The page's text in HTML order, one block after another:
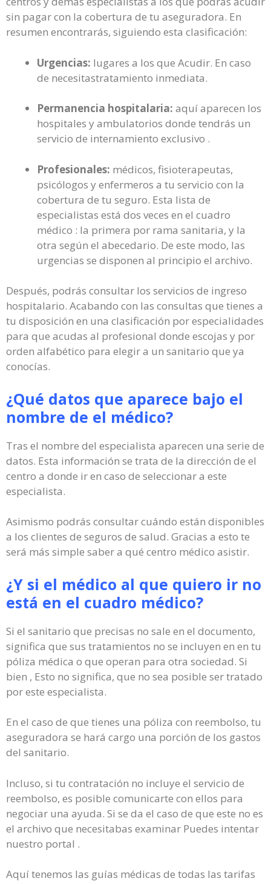
sin pagar con la cobertura de tu aseguradora. En
resumen encontrarás, siguiendo esta clasificación:
Urgencias: lugares a los que Acudir. En caso
de necesitastratamiento inmediata.
Permanencia hospitalaria: aquí aparecen los
hospitales y ambulatorios donde tendrás un
servicio de internamiento exclusivo .
Profesionales: médicos, fisioterapeutas,
psicólogos y enfermeros a tu servicio con la
cobertura de tu seguro. Esta lista de
especialistas está dos veces en el cuadro
médico : la primera por rama sanitaria, y la
otra según el abecedario. De este modo, las
urgencias se disponen al principio el archivo.
Después, podrás consultar los servicios de ingreso
hospitalario. Acabando con las consultas que tienes a
tu disposición en una clasificación por especialidades
para que acudas al profesional donde escojas y por
orden alfabético para elegir a un sanitario que ya
conocías.
¿Qué datos que aparece bajo el
nombre de el médico?
Tras el nombre del especialista aparecen una serie de
datos. Esta información se trata de la dirección de el
centro a donde ir en caso de seleccionar a este
especialista.
Asimismo podrás consultar cuándo están disponibles
a los clientes de seguros de salud. Gracias a esto te
será más simple saber a qué centro médico asistir.
¿Y si el médico al que quiero ir no
está en el cuadro médico?
Si el sanitario que precisas no sale en el documento,
significa que sus tratamientos no se incluyen en en tu
póliza médica o que operan para otra sociedad. Si
bien , Esto no significa, que no sea posible ser tratado
por este especialista.
En el caso de que tienes una póliza con reembolso, tu
aseguradora se hará cargo una porción de los gastos
del sanitario.
Incluso, si tu contratación no incluye el servicio de
reembolso, es posible comunicarte con ellos para
negociar una ayuda. Si se da el caso de que este no es
el archivo que necesitabas examinar Puedes intentar
nuestro portal .
Aquí tenemos las guías médicas de todas las tarifas